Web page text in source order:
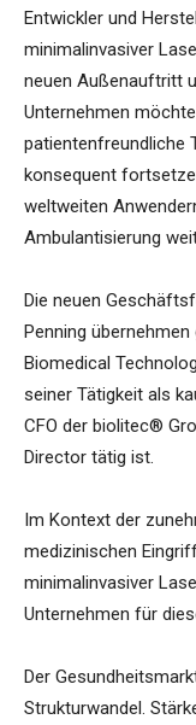
Entwickler und
minimalinvasiver
neuen Außenauftritt
Unternehmen
patientenfreundliche
konsequent
weltweiten
Ambulantisierung
Die neuen
Penning
Biomedical
seiner Tätigkeit als
CFO der biolitec®
Director tätig ist.
Im Kontext der
medizinischen
minimalinvasiver
Unternehmen für
Der
Strukturwandel.